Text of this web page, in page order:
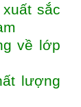
sắc
về lớp
lượng